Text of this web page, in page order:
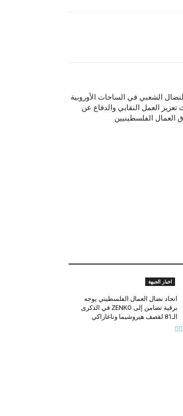
اخبار الجبهة
اتحاد نضال العمال الفلسطيني يوجه
برقية تضامن إلى ZENKO في الذكرى
الـ81 لقصف هيروشيما وناغازاكي